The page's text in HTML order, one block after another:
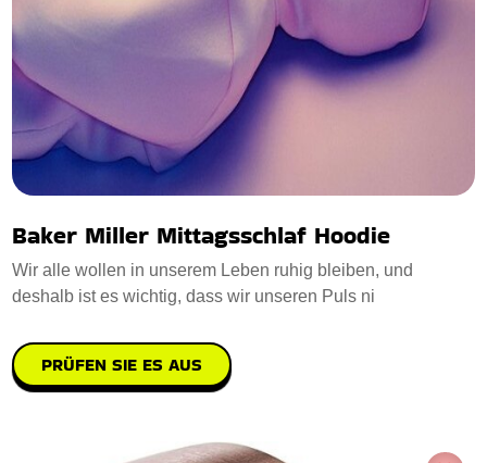
Baker Miller Mittagsschlaf Hoodie
Wir alle wollen in unserem Leben ruhig bleiben, und
deshalb ist es wichtig, dass wir unseren Puls ni
PRÜFEN SIE ES AUS